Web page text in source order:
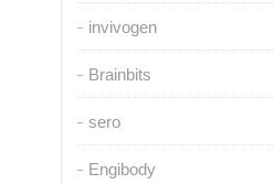
invivogen
Brainbits
sero
Engibody